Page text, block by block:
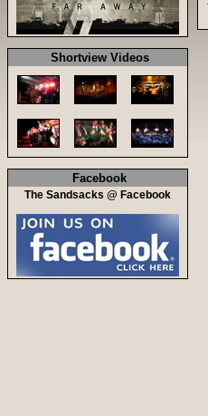
Shortview Videos
Facebook
The Sandsacks @ Facebook